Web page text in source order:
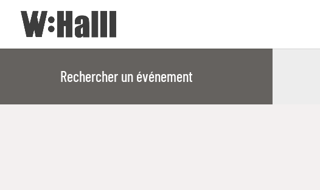
Rechercher un événement